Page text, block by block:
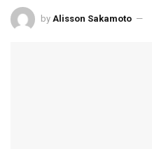
by Alisson Sakamoto